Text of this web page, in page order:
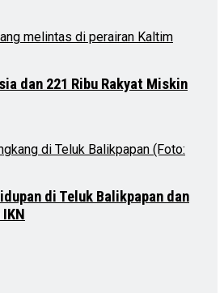
dan 221 Ribu Rakyat Miskin
di Teluk Balikpapan dan